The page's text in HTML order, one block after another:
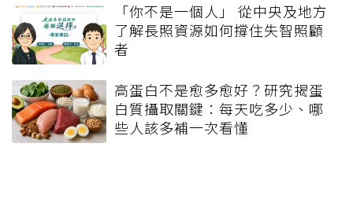
「你不是一個人」 從中央及地方
了解長照資源如何撐住失智照顧
者
高蛋白不是愈多愈好？研究揭蛋
白質攝取關鍵：每天吃多少、哪
些人該多補一次看懂